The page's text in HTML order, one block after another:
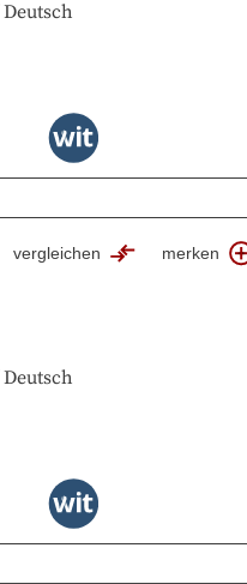
Deutsch
vergleichen merken
Deutsch